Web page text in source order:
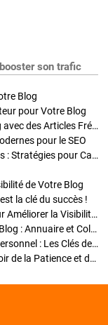
son trafic
Blog
pour Votre Blog
Stratégies de Publication : Boostez Votre Blog avec des Articles Fréquents et Exclusifs
pour le SEO
Enrichir Vos Articles avec des Contenus Riches : Stratégies pour Captiver et Optimiser
de Votre Blog
la clé du succès !
Optimisation SEO des Articles : Stratégies pour Améliorer la Visibilité de Votre Blog
Stratégies pour améliorer la visibilité de votre Blog : Annuaire et Collaborations
Pourquoi Investir dans un Nom de Domaine Personnel : Les Clés de la Réussite de Votre Blog
Comment Faire Émerger Votre Blog : Le Pouvoir de la Patience et de la Persévérance